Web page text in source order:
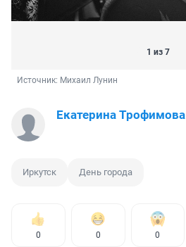
1 из 7
Источник: Михаил Лунин
Екатерина Трофимова
Иркутск День города
0 0 0